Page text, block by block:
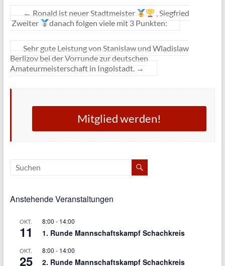
← Ronald ist neuer Stadtmeister
, Siegfried
Zweiter
danach folgen viele mit 3 Punkten:
Sehr gute Leistung von Stanislaw und Wladislaw
Berlizov bei der Vorrunde zur deutschen
Amateurmeisterschaft in Ingolstadt. →
Mitglied werden!
Anstehende Veranstaltungen
OKT.
11
8:00 - 14:00
1. Runde Mannschaftskampf Schachkreis
OKT.
25
8:00 - 14:00
2. Runde Mannschaftskampf Schachkreis